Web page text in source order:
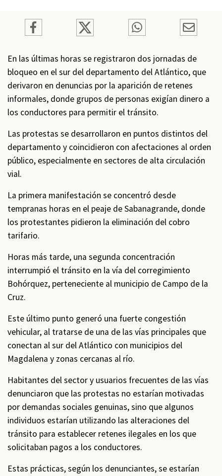
En las últimas horas se registraron dos jornadas de
bloqueo en el sur del departamento del Atlántico, que
derivaron en denuncias por la aparición de retenes
informales, donde grupos de personas exigían dinero a
los conductores para permitir el tránsito.
Las protestas se desarrollaron en puntos distintos del
departamento y coincidieron con afectaciones al orden
público, especialmente en sectores de alta circulación
vial.
La primera manifestación se concentró desde
tempranas horas en el peaje de Sabanagrande, donde
los protestantes pidieron la eliminación del cobro
tarifario.
Horas más tarde, una segunda concentración
interrumpió el tránsito en la vía del corregimiento
Bohórquez, perteneciente al municipio de Campo de la
Cruz.
Este último punto generó una fuerte congestión
vehicular, al tratarse de una de las vías principales que
conectan al sur del Atlántico con municipios del
Magdalena y zonas cercanas al río.
Habitantes del sector y usuarios frecuentes de las vías
denunciaron que las protestas no estarían motivadas
por demandas sociales genuinas, sino que algunos
individuos estarían utilizando las alteraciones del
tránsito para establecer retenes ilegales en los que
solicitaban pagos a los conductores.
Estas prácticas, según los denunciantes, se estarían